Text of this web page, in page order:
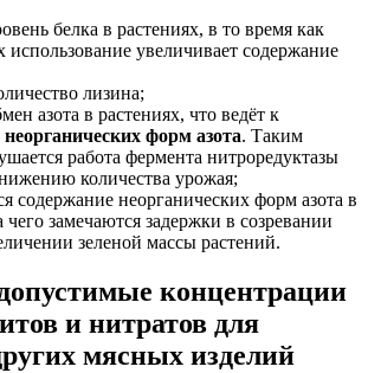
белка в растениях, в то время как
использование увеличивает содержание
лизина;
азота в растениях, что ведёт к
форм азота. Таким
работа фермента нитроредуктазы
количества урожая;
содержание неорганических форм азота в
чего замечаются задержки в созревании
зеленой массы растений.
концентрации
и нитратов для
мясных изделий